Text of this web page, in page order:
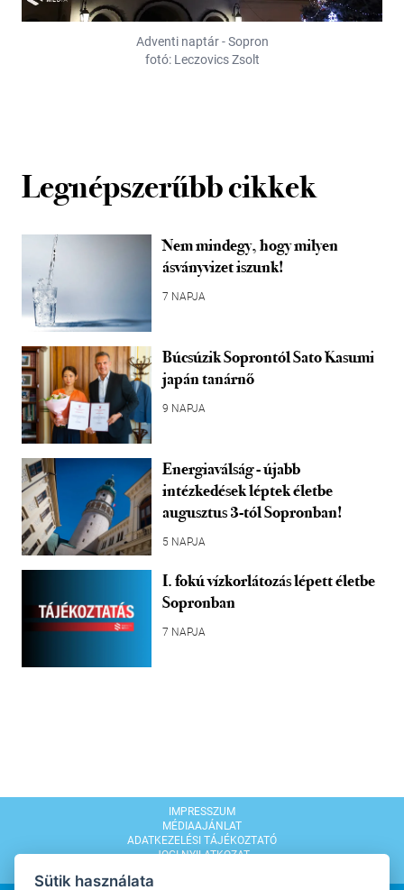
Adventi naptár - Sopron
fotó: Leczovics Zsolt
Legnépszerűbb cikkek
Nem mindegy, hogy milyen
ásványvizet iszunk!
7 NAPJA
Búcsúzik Soprontól Sato Kasumi
japán tanárnő
9 NAPJA
Energiaválság - újabb
intézkedések léptek életbe
augusztus 3-tól Sopronban!
5 NAPJA
I. fokú vízkorlátozás lépett életbe
Sopronban
7 NAPJA
IMPRESSZUM
MÉDIAAJÁNLAT
ADATKEZELÉSI TÁJÉKOZTATÓ
JOGI NYILATKOZAT
Sütik használata